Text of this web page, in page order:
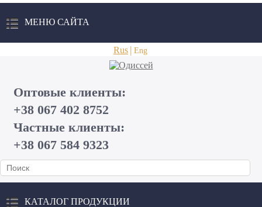
МЕНЮ САЙТА
Rus Eng
Оптовые клиенты:
+38 067 402 8752
Частные клиенты:
+38 067 584 9323
КАТАЛОГ ПРОДУКЦИИ